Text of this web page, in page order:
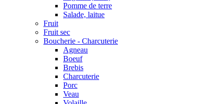
Pomme de terre
Salade, laitue
Fruit
Fruit sec
Boucherie - Charcuterie
Agneau
Boeuf
Brebis
Charcuterie
Porc
Veau